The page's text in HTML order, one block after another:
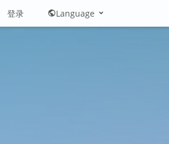
登录 Language